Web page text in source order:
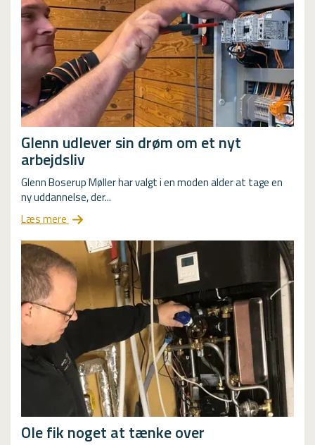
Glenn udlever sin drøm om et nyt
arbejdsliv
Glenn Boserup Møller har valgt i en moden alder at tage en
ny uddannelse, der...
Læs mere
Ole fik noget at tænke over